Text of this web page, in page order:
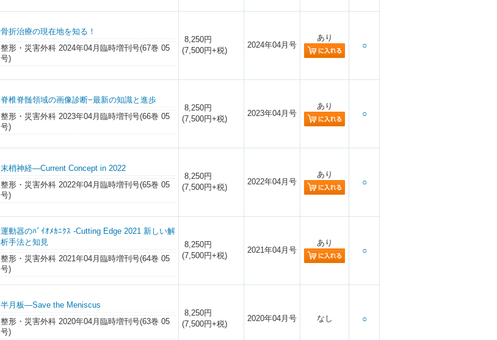
骨折治療の現在地を知る！
整形・災害外科 2024年04月臨時増刊号(67巻 05
号)
8,250円
(7,500円+税)
2024年04月号
あり
○
脊椎脊髄領域の画像診断−最新の知識と進歩
整形・災害外科 2023年04月臨時増刊号(66巻 05
号)
8,250円
(7,500円+税)
2023年04月号
あり
○
末梢神経―Current Concept in 2022
整形・災害外科 2022年04月臨時増刊号(65巻 05
号)
8,250円
(7,500円+税)
2022年04月号
あり
○
運動器のﾊﾞｲｵﾒｶﾆｸｽ -Cutting Edge 2021 新しい解
析手法と知見
整形・災害外科 2021年04月臨時増刊号(64巻 05
号)
8,250円
(7,500円+税)
2021年04月号
あり
○
半月板―Save the Meniscus
整形・災害外科 2020年04月臨時増刊号(63巻 05
号)
8,250円
(7,500円+税)
2020年04月号 なし ○